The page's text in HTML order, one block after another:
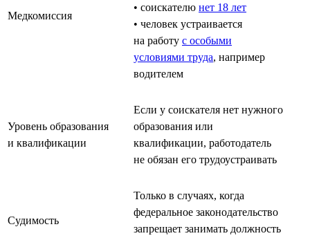
Медкомиссия
• соискателю нет 18 лет
• человек устраивается
на работу с особыми
условиями труда, например
водителем
Уровень образования
и квалификации
Если у соискателя нет нужного
образования или
квалификации, работодатель
не обязан его трудоустраивать
Судимость
Только в случаях, когда
федеральное законодательство
запрещает занимать должность